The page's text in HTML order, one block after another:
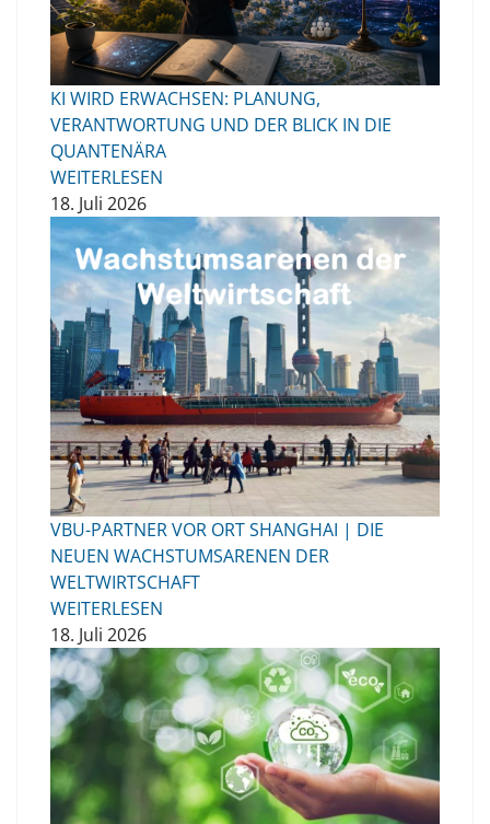
KI WIRD ERWACHSEN: PLANUNG,
VERANTWORTUNG UND DER BLICK IN DIE
QUANTENÄRA
WEITERLESEN
18. Juli 2026
VBU-PARTNER VOR ORT SHANGHAI | DIE
NEUEN WACHSTUMSARENEN DER
WELTWIRTSCHAFT
WEITERLESEN
18. Juli 2026